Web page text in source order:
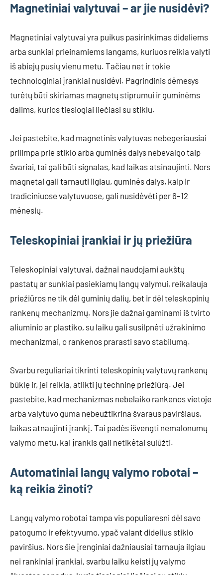
Magnetiniai valytuvai – ar jie nusidėvi?
Magnetiniai valytuvai yra puikus pasirinkimas dideliems
arba sunkiai prieinamiems langams, kuriuos reikia valyti
iš abiejų pusių vienu metu. Tačiau net ir tokie
technologiniai įrankiai nusidėvi. Pagrindinis dėmesys
turėtų būti skiriamas magnetų stiprumui ir guminėms
dalims, kurios tiesiogiai liečiasi su stiklu.
Jei pastebite, kad magnetinis valytuvas nebegeriausiai
prilimpa prie stiklo arba guminės dalys nebevalgo taip
švariai, tai gali būti signalas, kad laikas atsinaujinti. Nors
magnetai gali tarnauti ilgiau, guminės dalys, kaip ir
tradiciniuose valytuvuose, gali nusidėvėti per 6–12
mėnesių.
Teleskopiniai įrankiai ir jų priežiūra
Teleskopiniai valytuvai, dažnai naudojami aukštų
pastatų ar sunkiai pasiekiamų langų valymui, reikalauja
priežiūros ne tik dėl guminių dalių, bet ir dėl teleskopinių
rankenų mechanizmų. Nors jie dažnai gaminami iš tvirto
aliuminio ar plastiko, su laiku gali susilpnėti užrakinimo
mechanizmai, o rankenos prarasti savo stabilumą.
Svarbu reguliariai tikrinti teleskopinių valytuvų rankenų
būklę ir, jei reikia, atlikti jų techninę priežiūrą. Jei
pastebite, kad mechanizmas nebelaiko rankenos vietoje
arba valytuvo guma nebeužtikrina švaraus paviršiaus,
laikas atnaujinti įrankį. Tai padės išvengti nemalonumų
valymo metu, kai įrankis gali netikėtai sulūžti.
Automatiniai langų valymo robotai –
ką reikia žinoti?
Langų valymo robotai tampa vis populiaresni dėl savo
patogumo ir efektyvumo, ypač valant didelius stiklo
paviršius. Nors šie įrenginiai dažniausiai tarnauja ilgiau
nei rankiniai įrankiai, svarbu laiku keisti jų valymo